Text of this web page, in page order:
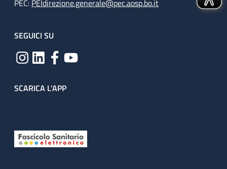
PEC: PEIdirezione.generale@pec.aosp.bo.it
SEGUICI SU
SCARICA L'APP